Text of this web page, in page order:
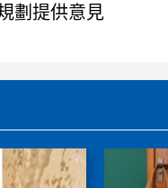
劃提供意見